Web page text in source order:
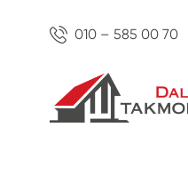
010 – 585 00 70